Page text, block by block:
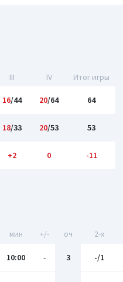
III IV Итог игры
16/44 20/64 64
18/33 20/53 53
+2 0 -11
мин +/- оч 2-x
10:00 - 3 -/1